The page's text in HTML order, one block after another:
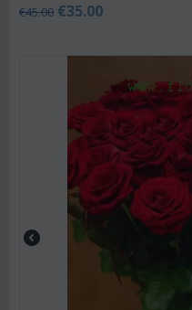
€45.00 €35.00